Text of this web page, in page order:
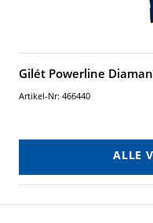
Gilét Powerline
Artikel-Nr: 466440
ALLE